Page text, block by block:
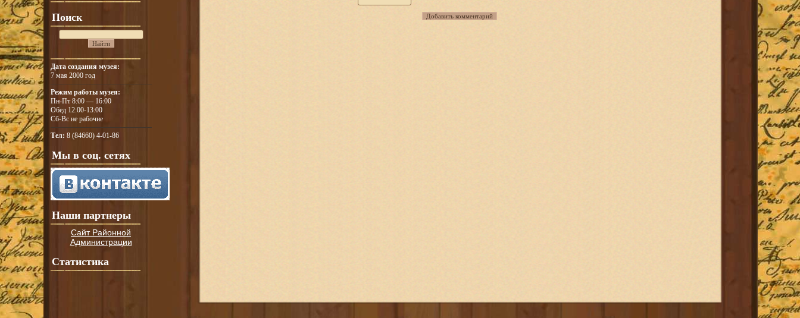
Поиск
Дата создания музея:
7 мая 2000 год
Режим работы музея:
Пн-Пт 8:00 — 16:00
Обед 12:00-13:00
Сб-Вс не рабочие
Тел: 8 (84660) 4-01-86
Мы в соц. сетях
Наши партнеры
Сайт Районной
Администрации
Статистика